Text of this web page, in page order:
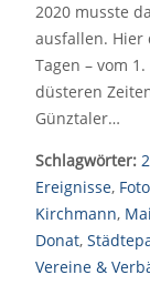
2020 musste
ausfallen. Hier
Tagen – vom
düsteren
Günztaler…
Schlagwörter:
Ereignisse,
Kirchmann,
Donat,
Vereine &